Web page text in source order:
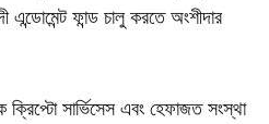
এন্ডোমেন্ট ফান্ড চালু করতে অংশীদার
সার্ভিসেস এবং হেফাজত সংস্থা